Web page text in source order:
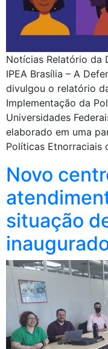
Notícias Relatório da
IPEA Brasília – A
divulgou o relatório
Implementação da
Universidades
elaborado em uma
Políticas Etnorraciais
Novo
situação